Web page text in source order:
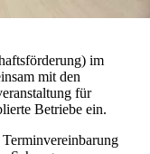
im
mit den
für
Betriebe ein.